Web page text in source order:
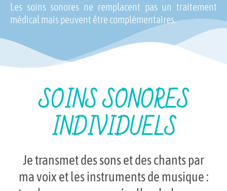
Les soins sonores ne remplacent pas un traitement
médical mais peuvent être complémentaires.
SOINS SONORES
INDIVIDUELS
Je transmet des sons et des chants par
ma voix et les instruments de musique :